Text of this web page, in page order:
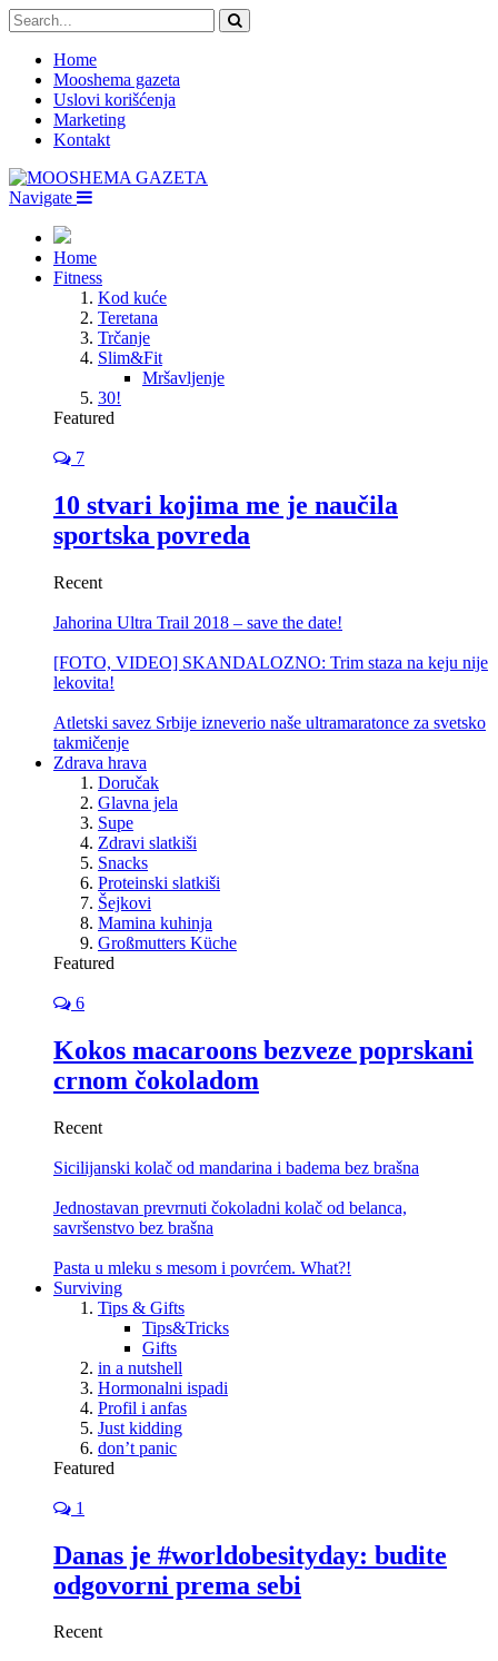
Home
Mooshema gazeta
Uslovi korišćenja
Marketing
Kontakt
Navigate
Home
Fitness
Kod kuće
Teretana
Trčanje
Slim&Fit
Mršavljenje
30!
Featured
7
10 stvari kojima me je naučila
sportska povreda
Recent
Jahorina Ultra Trail 2018 – save the date!
[FOTO, VIDEO] SKANDALOZNO: Trim staza na keju nije
lekovita!
Atletski savez Srbije izneverio naše ultramaratonce za svetsko
takmičenje
Zdrava hrava
Doručak
Glavna jela
Supe
Zdravi slatkiši
Snacks
Proteinski slatkiši
Šejkovi
Mamina kuhinja
Großmutters Küche
Featured
6
Kokos macaroons bezveze poprskani
crnom čokoladom
Recent
Sicilijanski kolač od mandarina i badema bez brašna
Jednostavan prevrnuti čokoladni kolač od belanca,
savršenstvo bez brašna
Pasta u mleku s mesom i povrćem. What?!
Surviving
Tips & Gifts
Tips&Tricks
Gifts
in a nutshell
Hormonalni ispadi
Profil i anfas
Just kidding
don’t panic
Featured
1
Danas je #worldobesityday: budite
odgovorni prema sebi
Recent